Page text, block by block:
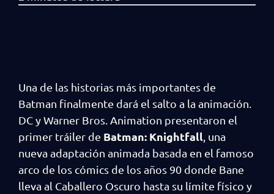
Una de las historias más importantes de
Batman finalmente dará el salto a la animación.
DC y Warner Bros. Animation presentaron el
primer tráiler de Batman: Knightfall , una
nueva adaptación animada basada en el famoso
arco de los cómics de los años 90 donde Bane
lleva al Caballero Oscuro hasta su límite físico y